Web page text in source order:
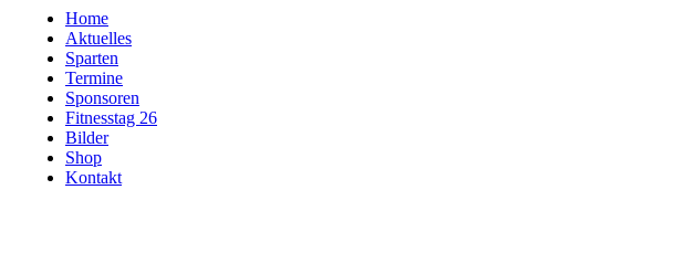
Home
Aktuelles
Sparten
Termine
Sponsoren
Fitnesstag 26
Bilder
Shop
Kontakt